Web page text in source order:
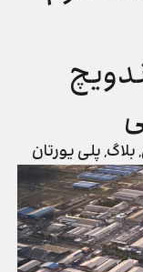
,بلاگ,پلی یورتان